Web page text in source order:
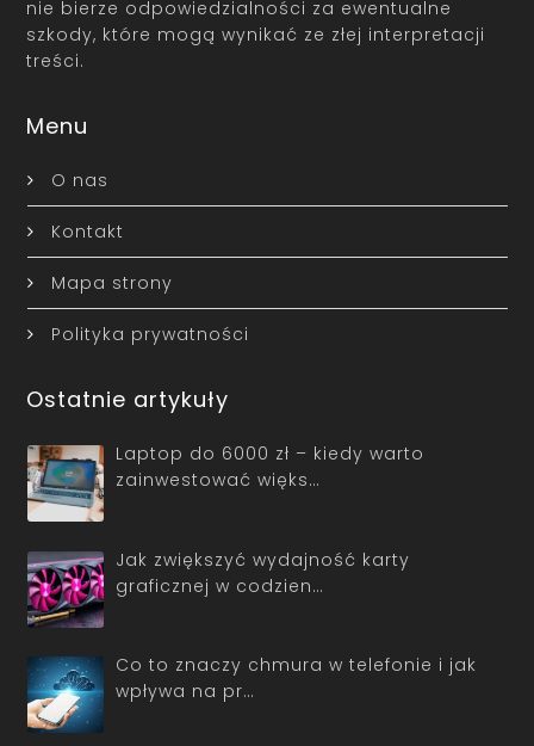
nie bierze odpowiedzialności za ewentualne
szkody, które mogą wynikać ze złej interpretacji
treści.
Menu
O nas
Kontakt
Mapa strony
Polityka prywatności
Ostatnie artykuły
Laptop do 6000 zł – kiedy warto
zainwestować więks…
Jak zwiększyć wydajność karty
graficznej w codzien…
Co to znaczy chmura w telefonie i jak
wpływa na pr…